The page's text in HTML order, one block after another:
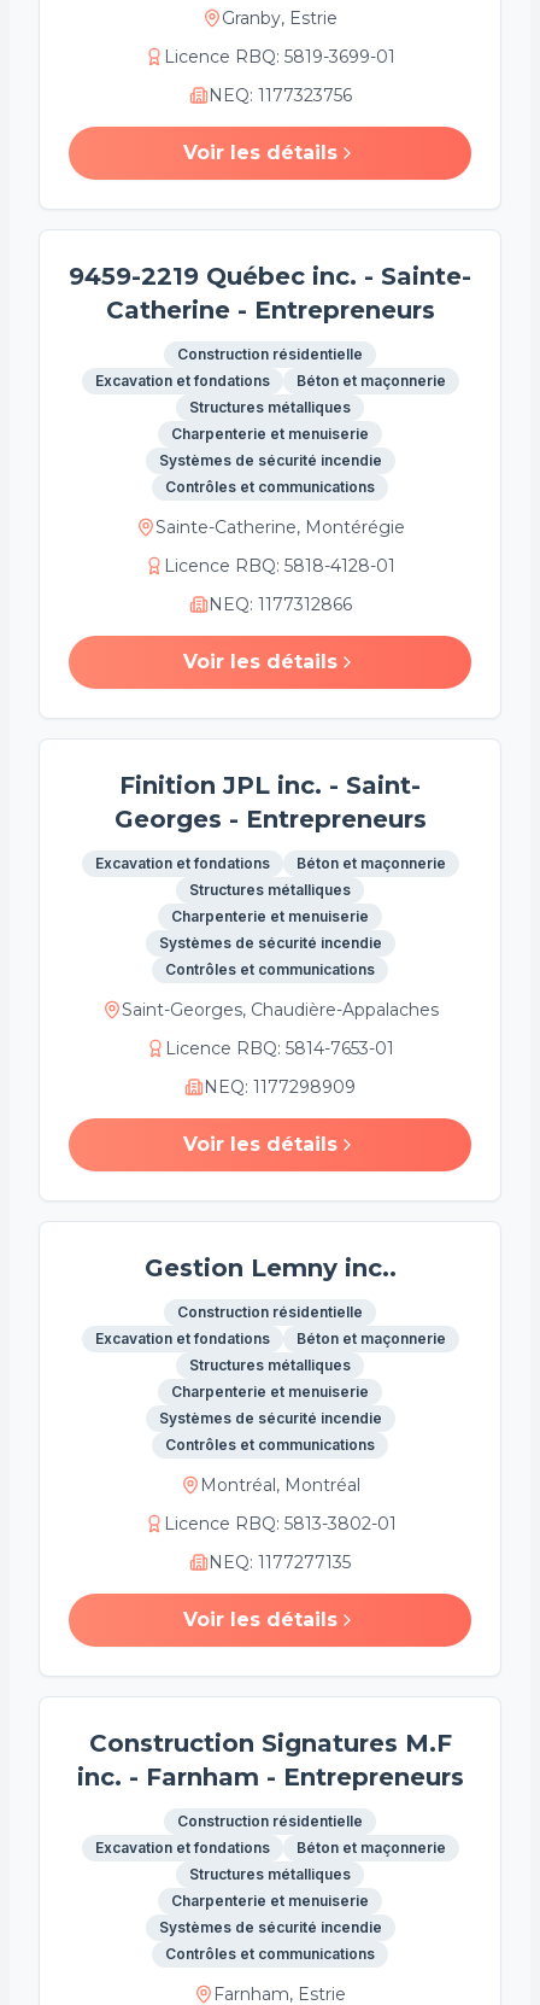
Granby, Estrie
Licence RBQ: 5819-3699-01
NEQ: 1177323756
Voir les détails
9459-2219 Québec inc. - Sainte-
Catherine - Entrepreneurs
Construction résidentielle
Excavation et fondations
Béton et maçonnerie
Structures métalliques
Charpenterie et menuiserie
Systèmes de sécurité incendie
Contrôles et communications
Sainte-Catherine, Montérégie
Licence RBQ: 5818-4128-01
NEQ: 1177312866
Voir les détails
Finition JPL inc. - Saint-
Georges - Entrepreneurs
Excavation et fondations
Béton et maçonnerie
Structures métalliques
Charpenterie et menuiserie
Systèmes de sécurité incendie
Contrôles et communications
Saint-Georges, Chaudière-Appalaches
Licence RBQ: 5814-7653-01
NEQ: 1177298909
Voir les détails
Gestion Lemny inc..
Construction résidentielle
Excavation et fondations
Béton et maçonnerie
Structures métalliques
Charpenterie et menuiserie
Systèmes de sécurité incendie
Contrôles et communications
Montréal, Montréal
Licence RBQ: 5813-3802-01
NEQ: 1177277135
Voir les détails
Construction Signatures M.F
inc. - Farnham - Entrepreneurs
Construction résidentielle
Excavation et fondations
Béton et maçonnerie
Structures métalliques
Charpenterie et menuiserie
Systèmes de sécurité incendie
Contrôles et communications
Farnham, Estrie